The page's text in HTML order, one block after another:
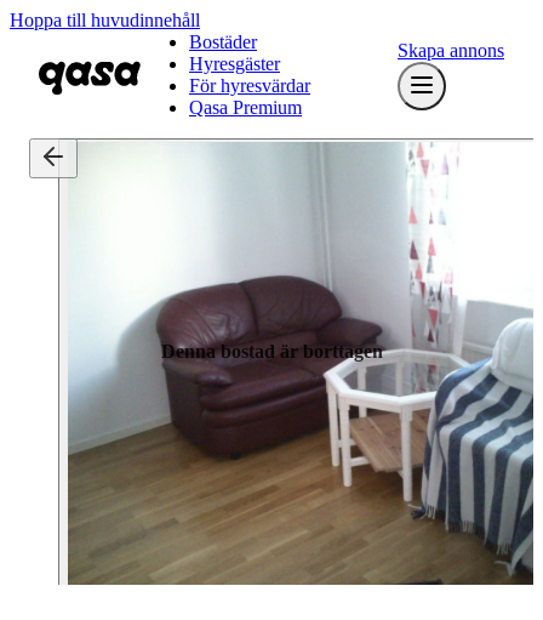
Hoppa till huvudinnehåll
Bostäder
Hyresgäster
För hyresvärdar
Qasa Premium
Skapa annons
Denna bostad är borttagen